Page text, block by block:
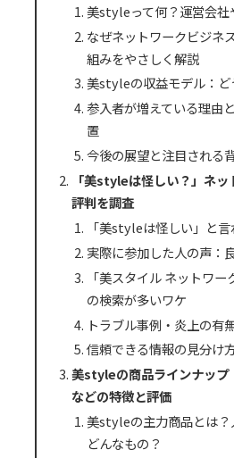
美styleって何？運営会社
なぜネットワークビジネ
組みをやさしく解説
美styleの収益モデル：ど
参入者が増えている理由
置
今後の展望と注目される
「美styleは怪しい？」ネ
評判を調査
「美styleは怪しい」と
実際に参加した人の声：
「美スタイル ネットワー
の検索が多いワケ
トラブル事例・炎上の有
信頼できる情報の見分け
美styleの商品ラインナップ
などの特徴と評価
美styleの主力商品とは？
どんなもの？